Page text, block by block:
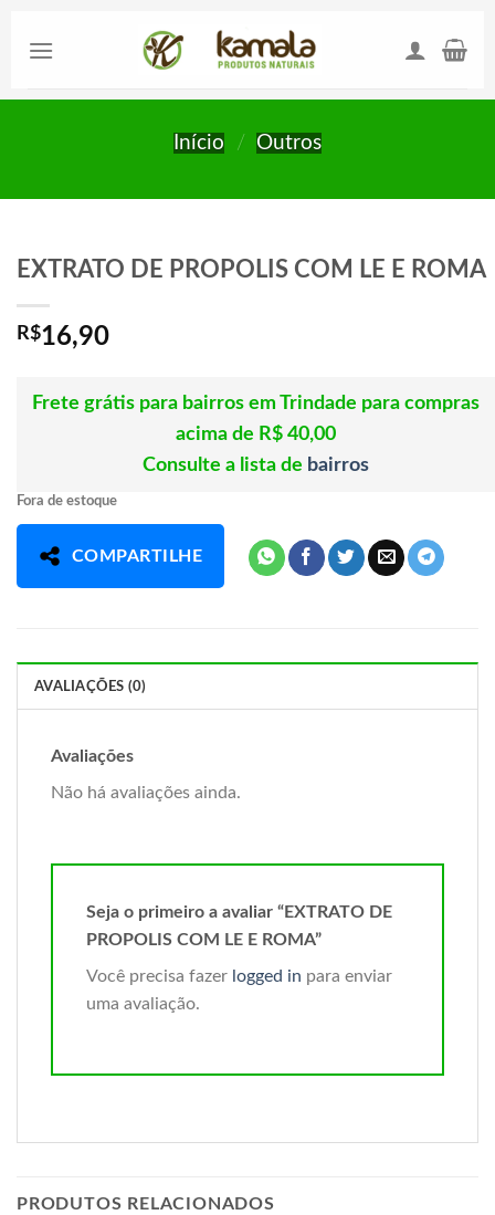
Início / Outros
EXTRATO DE PROPOLIS COM LE E ROMA
R$16,90
Frete grátis para bairros em Trindade para compras
acima de R$ 40,00
Consulte a lista de bairros
Fora de estoque
COMPARTILHE
AVALIAÇÕES (0)
Avaliações
Não há avaliações ainda.
Seja o primeiro a avaliar “EXTRATO DE
PROPOLIS COM LE E ROMA”
Você precisa fazer logged in para enviar
uma avaliação.
PRODUTOS RELACIONADOS